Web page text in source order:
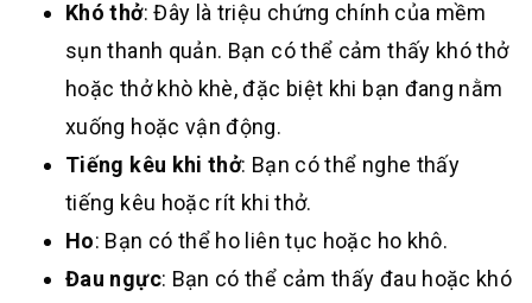
Khó thở: Đây là triệu chứng chính của mềm
sụn thanh quản. Bạn có thể cảm thấy khó thở
hoặc thở khò khè, đặc biệt khi bạn đang nằm
xuống hoặc vận động.
Tiếng kêu khi thở: Bạn có thể nghe thấy
tiếng kêu hoặc rít khi thở.
Ho: Bạn có thể ho liên tục hoặc ho khô.
Đau ngực: Bạn có thể cảm thấy đau hoặc khó